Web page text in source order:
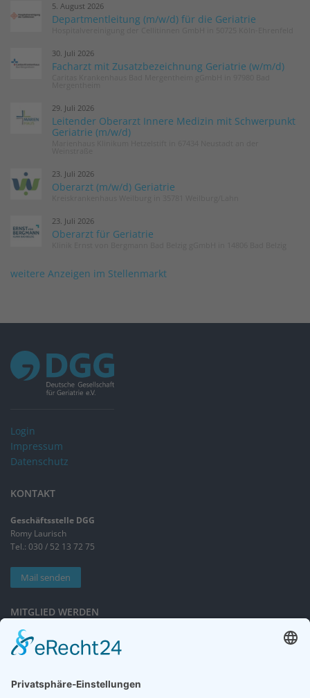
5. August 2026
Departmentleitung (m/w/d) für die Geriatrie
30. Juli 2026
Facharzt mit Zusatzbezeichnung Geriatrie (w/m/d)
29. Juli 2026
Leitender Oberarzt Innere Medizin mit Schwerpunkt
Geriatrie (m/w/d)
23. Juli 2026
Oberarzt (m/w/d) Geriatrie
23. Juli 2026
Oberarzt für Geriatrie
weitere Anzeigen im Stellenmarkt
Login
Impressum
Datenschutz
KONTAKT
Geschäftsstelle DGG
Romy Laurisch
Tel.: 030 / 52 13 72 75
Mail senden
MITGLIED WERDEN
Sieben gute Gründe
für Ihre Mitgliedschaft